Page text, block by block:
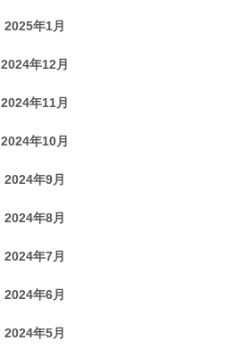
2025年1月
2024年12月
2024年11月
2024年10月
2024年9月
2024年8月
2024年7月
2024年6月
2024年5月